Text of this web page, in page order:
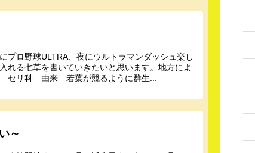
ロ野球ULTRA、夜にウルトラマンダッシュ楽し
る七草を書いていきたいと思います。地方によ
リ科 由来 若葉が競るように群生...
～